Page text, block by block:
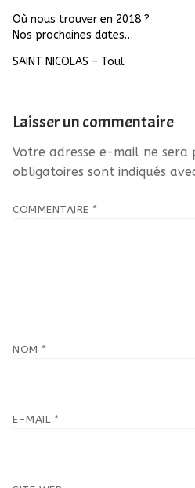
Où nous trouver en 2018 ?
Nos prochaines dates…
SAINT NICOLAS – Toul
Laisser un commentaire
Votre adresse e-mail ne sera
obligatoires sont indiqués
COMMENTAIRE *
NOM *
E-MAIL *